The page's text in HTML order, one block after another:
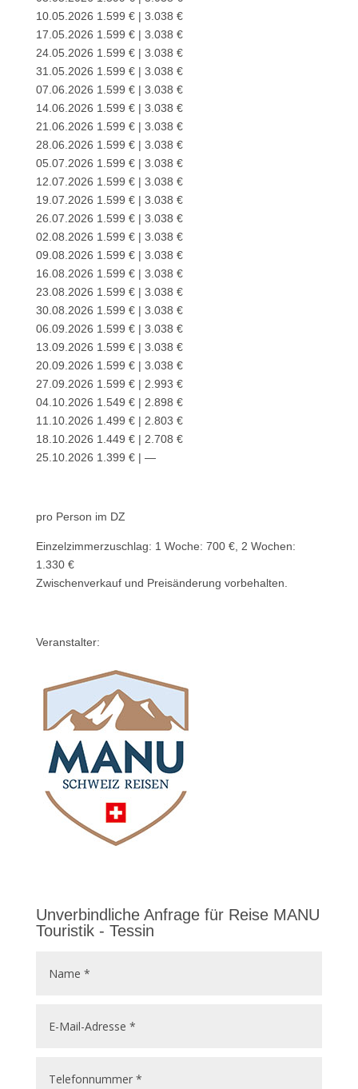
10.05.2026 1.599 € | 3.038 €
17.05.2026 1.599 € | 3.038 €
24.05.2026 1.599 € | 3.038 €
31.05.2026 1.599 € | 3.038 €
07.06.2026 1.599 € | 3.038 €
14.06.2026 1.599 € | 3.038 €
21.06.2026 1.599 € | 3.038 €
28.06.2026 1.599 € | 3.038 €
05.07.2026 1.599 € | 3.038 €
12.07.2026 1.599 € | 3.038 €
19.07.2026 1.599 € | 3.038 €
26.07.2026 1.599 € | 3.038 €
02.08.2026 1.599 € | 3.038 €
09.08.2026 1.599 € | 3.038 €
16.08.2026 1.599 € | 3.038 €
23.08.2026 1.599 € | 3.038 €
30.08.2026 1.599 € | 3.038 €
06.09.2026 1.599 € | 3.038 €
13.09.2026 1.599 € | 3.038 €
20.09.2026 1.599 € | 3.038 €
27.09.2026 1.599 € | 2.993 €
04.10.2026 1.549 € | 2.898 €
11.10.2026 1.499 € | 2.803 €
18.10.2026 1.449 € | 2.708 €
25.10.2026 1.399 € | —
pro Person im DZ
Einzelzimmerzuschlag: 1 Woche: 700 €, 2 Wochen:
1.330 €
Zwischenverkauf und Preisänderung vorbehalten.
Veranstalter:
Unverbindliche Anfrage für Reise MANU
Touristik - Tessin